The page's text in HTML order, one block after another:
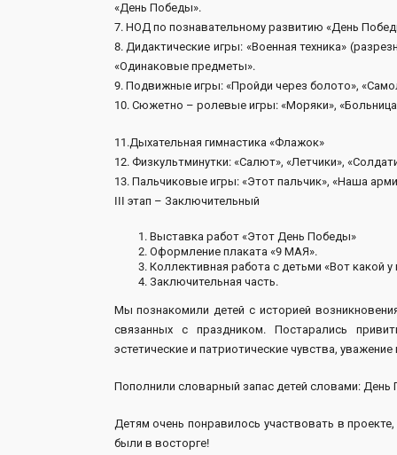
«День Победы».
7. НОД по познавательному развитию «День
8. Дидактические игры: «Военная техника»
«Одинаковые предметы».
9. Подвижные игры: «Пройди через болото»,
10. Сюжетно – ролевые игры: «Моряки»,
11.Дыхательная гимнастика «Флажок»
12. Физкультминутки: «Салют», «Летчики»,
13. Пальчиковые игры: «Этот пальчик», «Наша
III этап – Заключительный
Выставка работ «Этот День Победы»
Оформление плаката «9 МАЯ».
Коллективная работа с детьми «Вот какой у
Заключительная часть.
Мы познакомили детей с историей
связанных с праздником. Постарались
эстетические и патриотические чувства,
Пополнили словарный запас детей словами: День
Детям очень понравилось участвовать в
были в восторге!